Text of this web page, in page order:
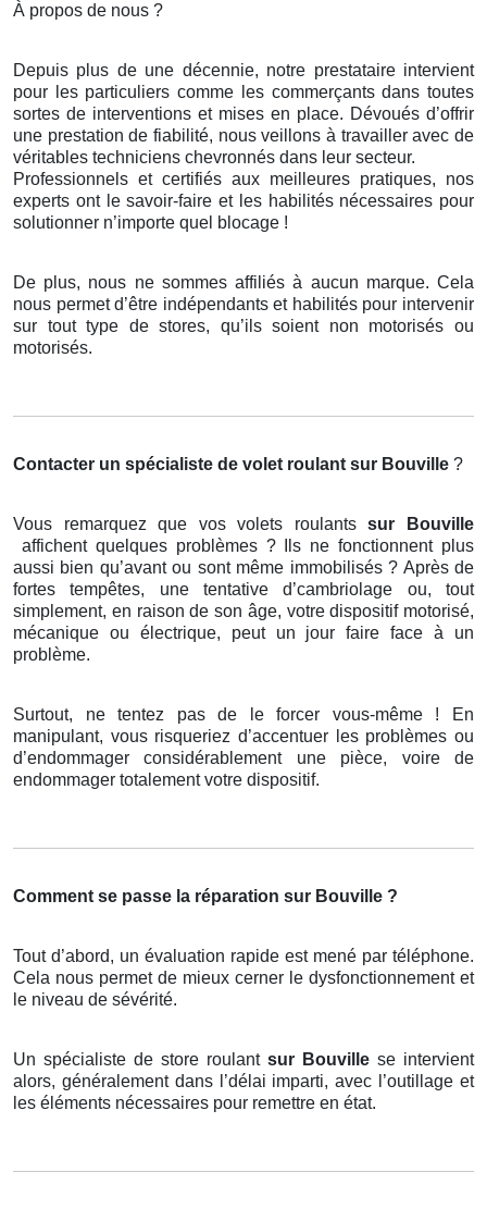
À propos de nous ?
Depuis plus de une décennie, notre prestataire intervient
pour les particuliers comme les commerçants dans toutes
sortes de interventions et mises en place. Dévoués d’offrir
une prestation de fiabilité, nous veillons à travailler avec de
véritables techniciens chevronnés dans leur secteur.
Professionnels et certifiés aux meilleures pratiques, nos
experts ont le savoir-faire et les habilités nécessaires pour
solutionner n’importe quel blocage !
De plus, nous ne sommes affiliés à aucun marque. Cela
nous permet d’être indépendants et habilités pour intervenir
sur tout type de stores, qu’ils soient non motorisés ou
motorisés.
Contacter un spécialiste de volet roulant sur Bouville ?
Vous remarquez que vos volets roulantssur Bouville
affichent quelques problèmes ? Ils ne fonctionnent plus
aussi bien qu’avant ou sont même immobilisés ? Après de
fortes tempêtes, une tentative d’cambriolage ou, tout
simplement, en raison de son âge, votre dispositif motorisé,
mécanique ou électrique, peut un jour faire face à un
problème.
Surtout, ne tentez pas de le forcer vous-même ! En
manipulant, vous risqueriez d’accentuer les problèmes ou
d’endommager considérablement une pièce, voire de
endommager totalement votre dispositif.
Comment se passe la réparation sur Bouville ?
Tout d’abord, un évaluation rapide est mené par téléphone.
Cela nous permet de mieux cerner le dysfonctionnement et
le niveau de sévérité.
Un spécialiste de store roulant sur Bouville se intervient
alors, généralement dans l’délai imparti, avec l’outillage et
les éléments nécessaires pour remettre en état.